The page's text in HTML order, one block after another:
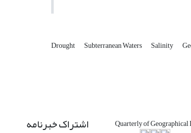
Drought Subterranean Waters Salinity
Quarterly of Geographical
اشتراک خبرنامه